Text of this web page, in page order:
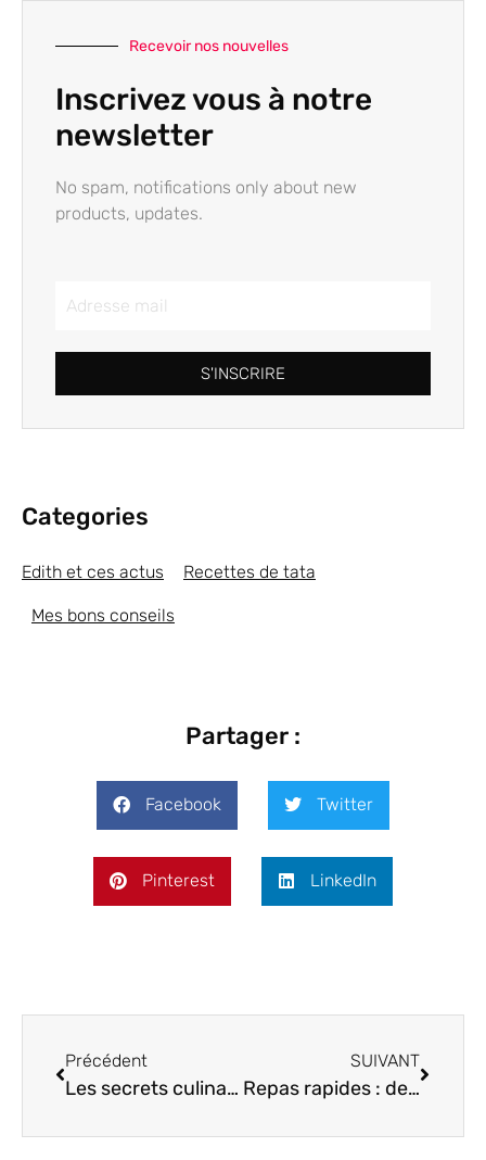
Recevoir nos nouvelles
Inscrivez vous à notre
newsletter
No spam, notifications only about new
products, updates.
S'INSCRIRE
Categories
Edith et ces actus Recettes de tata
Mes bons conseils
Partager :
Facebook Twitter
Pinterest LinkedIn
Précédent
Les secrets culinaires de grand-mère : un patrimoine gastronomique à découvrir !
SUIVANT
Repas rapides : des astuces gourmandes pour gagner du temps en cuisine